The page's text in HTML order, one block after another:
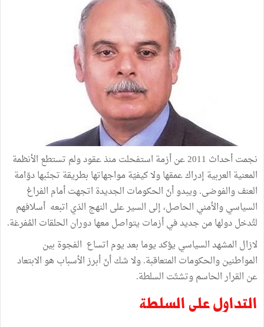
نجمت أحداث 2011 عن أزمة استفحلت منذ عقود ولم تستطع الأنظمة
المعنية العربية إدراك عمقها ولا كيفيّة مواجهاتها بطريقة تجنّبها دوّامة
العنف والفوضى. ويبدو أنّ الحكومات الجديدة اتجهت أمام الفراغ
السياسي والأمني الحاصل، إلى السير على النهج الذي اتبعه أسلافهم
لتُدخل دولها من جديد في أزمات يتواصل معها دوران الحلقات المُفرغة.
لازال المشهد السياسي يؤكد يوما بعد يوم اتساع الفجوة بين
المواطنين والحكومات المتعاقبة. ولا شك أنّ أبرز الأسباب هو الابتعاد
عن القرار الحاسم وتشتّت السلطة.
التداول على السلطة